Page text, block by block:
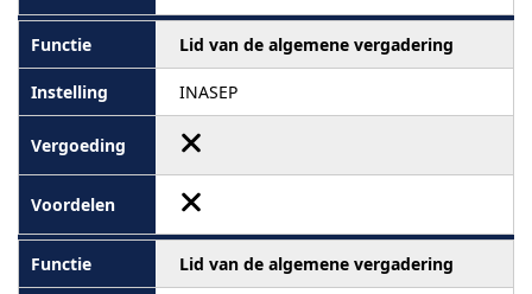
Lid van de algemene vergadering
INASEP
Lid van de algemene vergadering